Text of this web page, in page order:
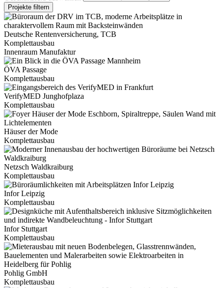
Deutsche Rentenversicherung, TCB
Komplettausbau
Innenraum Manufaktur
ÖVA Passage
Komplettausbau
VerifyMED Junghofplaza
Komplettausbau
Häuser der Mode
Komplettausbau
Netzsch Waldkraiburg
Komplettausbau
Infor Leipzig
Komplettausbau
Infor Stuttgart
Komplettausbau
Pohlig GmbH
Komplettausbau